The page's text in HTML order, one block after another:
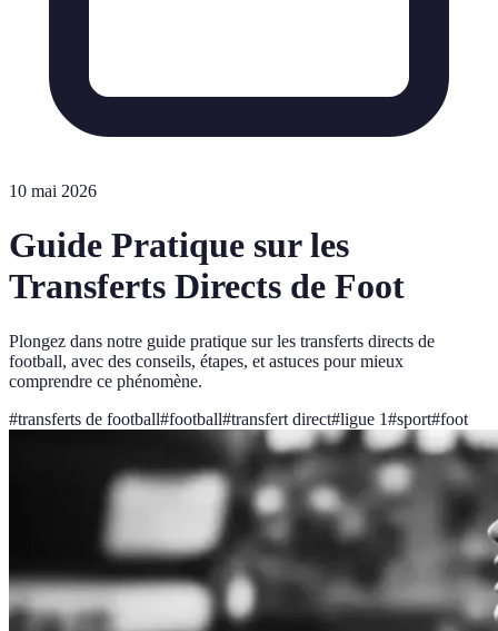
10 mai 2026
Guide Pratique sur les
Transferts Directs de Foot
Plongez dans notre guide pratique sur les transferts directs de
football, avec des conseils, étapes, et astuces pour mieux
comprendre ce phénomène.
#transferts de football#football#transfert direct#ligue 1#sport#foot